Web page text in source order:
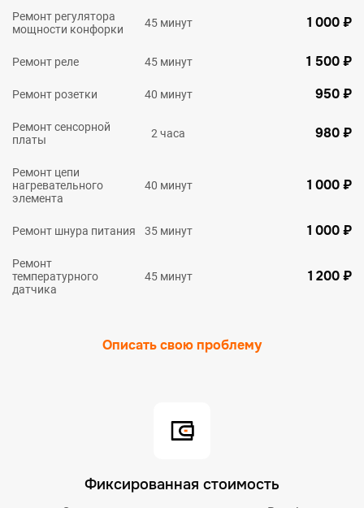
Ремонт регулятора
мощности конфорки
45 минут 1 000 ₽
Ремонт реле 45 минут 1 500 ₽
Ремонт розетки 40 минут 950 ₽
Ремонт сенсорной
платы
2 часа 980 ₽
Ремонт цепи
нагревательного
элемента
40 минут 1 000 ₽
Ремонт шнура питания 35 минут 1 000 ₽
Ремонт
температурного
датчика
45 минут 1 200 ₽
Описать свою проблему
Фиксированная стоимость